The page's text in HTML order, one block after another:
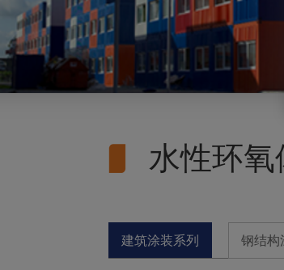
水性环氧
建筑涂装系列 钢结构